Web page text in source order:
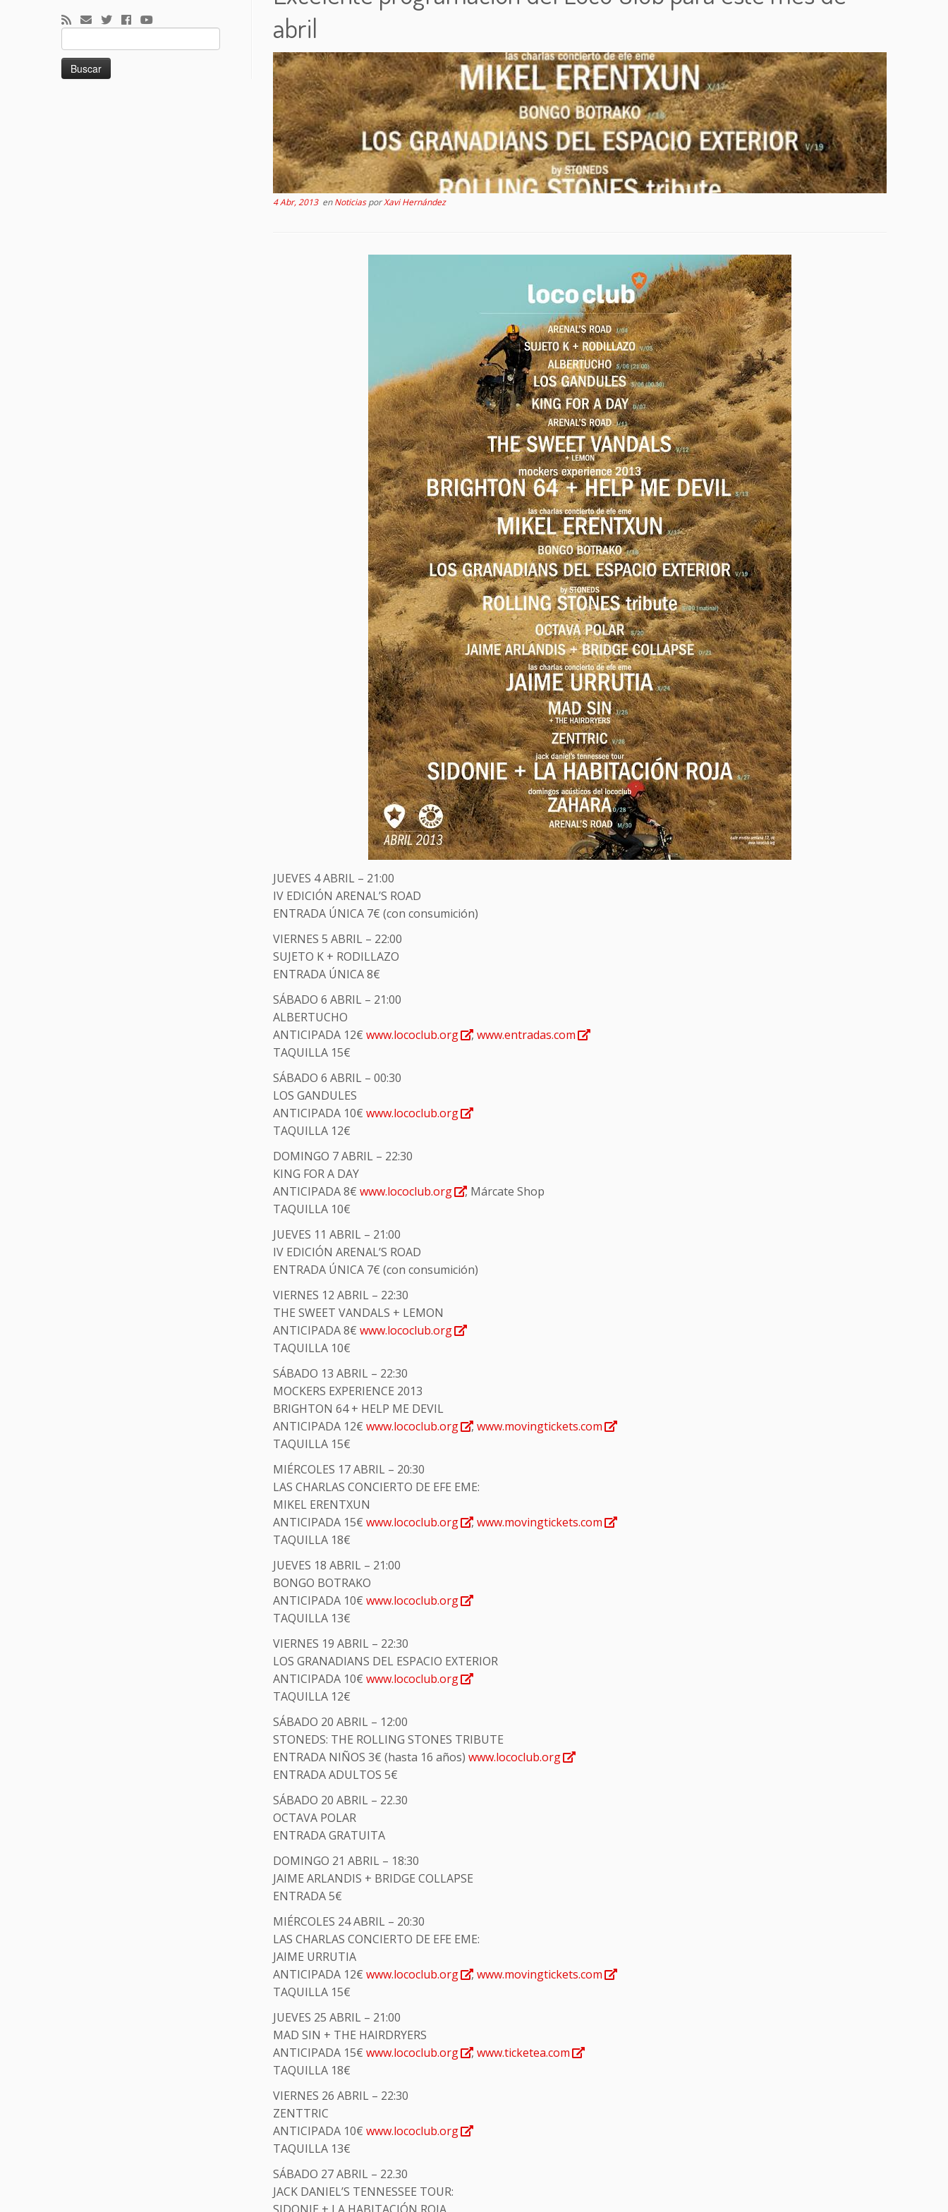
Buscar:
abril
4 Abr, 2013enNoticiasporXavi Hernández
JUEVES 4 ABRIL – 21:00
IV EDICIÓN ARENAL’S ROAD
ENTRADA ÚNICA 7€ (con consumición)
VIERNES 5 ABRIL – 22:00
SUJETO K + RODILLAZO
ENTRADA ÚNICA 8€
SÁBADO 6 ABRIL – 21:00
ALBERTUCHO
ANTICIPADA 12€ www.lococlub.org , www.entradas.com
TAQUILLA 15€
SÁBADO 6 ABRIL – 00:30
LOS GANDULES
ANTICIPADA 10€ www.lococlub.org
TAQUILLA 12€
DOMINGO 7 ABRIL – 22:30
KING FOR A DAY
ANTICIPADA 8€ www.lococlub.org
, Márcate Shop
TAQUILLA 10€
JUEVES 11 ABRIL – 21:00
IV EDICIÓN ARENAL’S ROAD
ENTRADA ÚNICA 7€ (con consumición)
VIERNES 12 ABRIL – 22:30
THE SWEET VANDALS + LEMON
ANTICIPADA 8€ www.lococlub.org
TAQUILLA 10€
SÁBADO 13 ABRIL – 22:30
MOCKERS EXPERIENCE 2013
BRIGHTON 64 + HELP ME DEVIL
ANTICIPADA 12€ www.lococlub.org , www.movingtickets.com
TAQUILLA 15€
MIÉRCOLES 17 ABRIL – 20:30
LAS CHARLAS CONCIERTO DE EFE EME:
MIKEL ERENTXUN
ANTICIPADA 15€ www.lococlub.org , www.movingtickets.com
TAQUILLA 18€
JUEVES 18 ABRIL – 21:00
BONGO BOTRAKO
ANTICIPADA 10€ www.lococlub.org
TAQUILLA 13€
VIERNES 19 ABRIL – 22:30
LOS GRANADIANS DEL ESPACIO EXTERIOR
ANTICIPADA 10€ www.lococlub.org
TAQUILLA 12€
SÁBADO 20 ABRIL – 12:00
STONEDS: THE ROLLING STONES TRIBUTE
ENTRADA NIÑOS 3€ (hasta 16 años) www.lococlub.org
ENTRADA ADULTOS 5€
SÁBADO 20 ABRIL – 22.30
OCTAVA POLAR
ENTRADA GRATUITA
DOMINGO 21 ABRIL – 18:30
JAIME ARLANDIS + BRIDGE COLLAPSE
ENTRADA 5€
MIÉRCOLES 24 ABRIL – 20:30
LAS CHARLAS CONCIERTO DE EFE EME:
JAIME URRUTIA
ANTICIPADA 12€ www.lococlub.org , www.movingtickets.com
TAQUILLA 15€
JUEVES 25 ABRIL – 21:00
MAD SIN + THE HAIRDRYERS
ANTICIPADA 15€ www.lococlub.org , www.ticketea.com
TAQUILLA 18€
VIERNES 26 ABRIL – 22:30
ZENTTRIC
ANTICIPADA 10€ www.lococlub.org
TAQUILLA 13€
SÁBADO 27 ABRIL – 22.30
JACK DANIEL’S TENNESSEE TOUR: